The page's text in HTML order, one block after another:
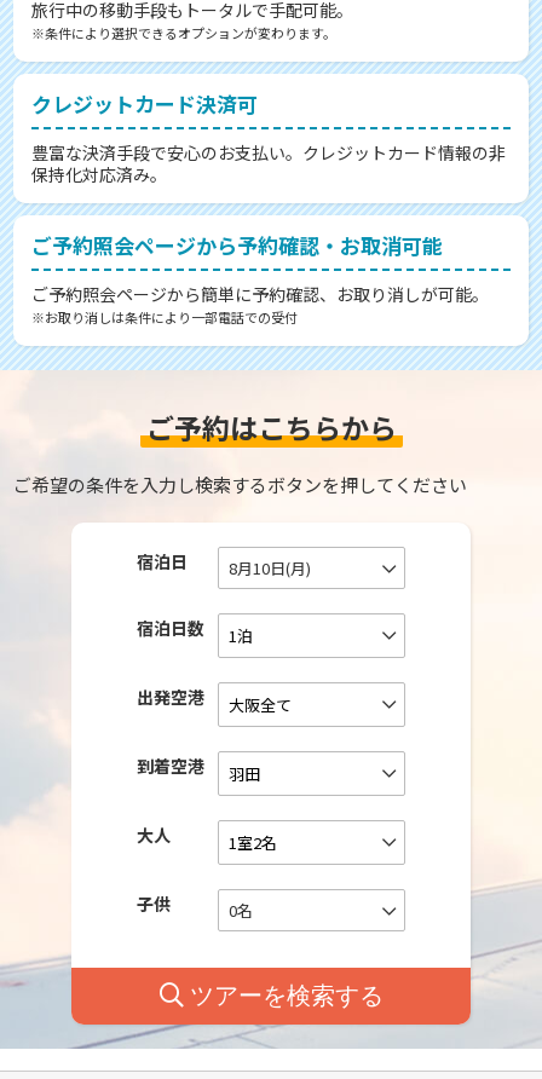
旅行中の移動手段もトータルで手配可能。
※条件により選択できるオプションが変わります。
クレジットカード決済可
豊富な決済手段で安心のお支払い。クレジットカード情報の非
保持化対応済み。
ご予約照会ページから予約確認・お取消可能
ご予約照会ページから簡単に予約確認、お取り消しが可能。
※お取り消しは条件により一部電話での受付
ご予約はこちらから
ご希望の条件を入力し検索するボタンを押してください
宿泊日 8月10日(月)
宿泊日数
出発空港
到着空港
大人
子供 0名